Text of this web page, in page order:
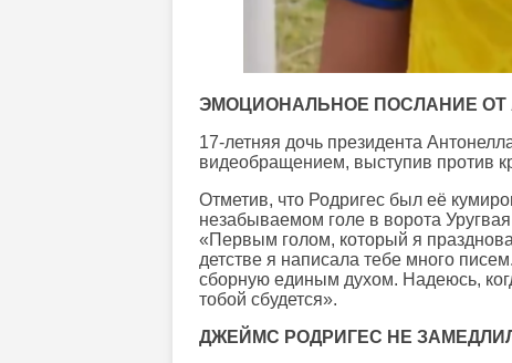
ЭМОЦИОНАЛЬНОЕ ПОСЛАНИЕ ОТ
17-летняя дочь президента
видеобращением, выступив против
Отметив, что Родригес был её
незабываемом голе в ворота
«Первым голом, который я
детстве я написала тебе много
сборную единым духом. Надеюсь,
тобой сбудется».
ДЖЕЙМС РОДРИГЕС НЕ